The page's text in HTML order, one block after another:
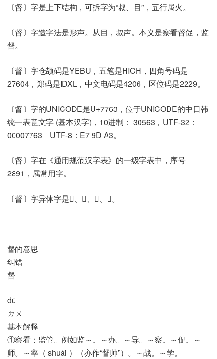
〔督〕字是上下结构，可拆字为“叔、目”，五行属火。
〔督〕字造字法是形声。从目，叔声。本义是察看督促，监
督。
〔督〕字仓颉码是YEBU，五笔是HICH，四角号码是
27604，郑码是IDXL，中文电码是4206，区位码是2229。
〔督〕字的UNICODE是U+7763，位于UNICODE的中日韩
统一表意文字 (基本汉字)，10进制： 30563，UTF-32：
00007763，UTF-8：E7 9D A3。
〔督〕字在《通用规范汉字表》的一级字表中，序号
2891，属常用字。
〔督〕字异体字是𣈉、𣈌、𥆳、𥆴。
督的意思
纠错
督
dū
ㄉㄨ
基本解释
①察看；监管。例如监～。～办。～导。～察。～促。～
师。～率（ shuài ）（亦作“督帅”）。～战。～学。